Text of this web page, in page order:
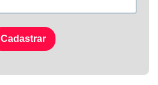
Cadastrar